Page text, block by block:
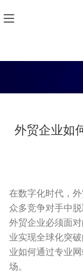
外贸企业如
在数字化时代，
众多竞争对手中
外贸企业必须面
业实现全球化突
业如何通过专业
场。